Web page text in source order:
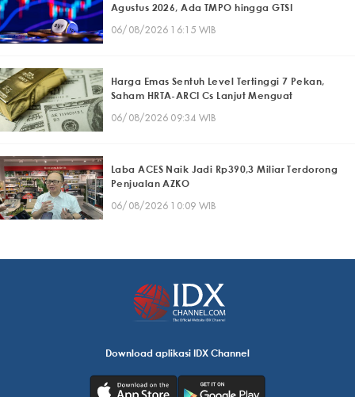
Agustus 2026, Ada TMPO hingga GTSI
06/08/2026 16:15 WIB
Harga Emas Sentuh Level Tertinggi 7 Pekan,
Saham HRTA-ARCI Cs Lanjut Menguat
06/08/2026 09:34 WIB
Laba ACES Naik Jadi Rp390,3 Miliar Terdorong
Penjualan AZKO
06/08/2026 10:09 WIB
Download aplikasi IDX Channel